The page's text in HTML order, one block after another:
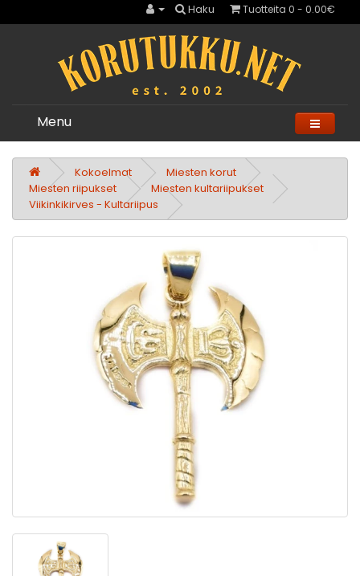
Haku Tuotteita 0 - 0.00€
Menu
Kokoelmat
Miesten korut
Miesten riipukset
Miesten kultariipukset
Viikinkikirves - Kultariipus